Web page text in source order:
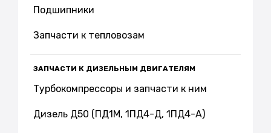
Подшипники
Запчасти к тепловозам
ЗАПЧАСТИ К ДИЗЕЛЬНЫМ ДВИГАТЕЛЯМ
Турбокомпрессоры и запчасти к ним
Дизель Д50 (ПД1М, 1ПД4-Д, 1ПД4-А)